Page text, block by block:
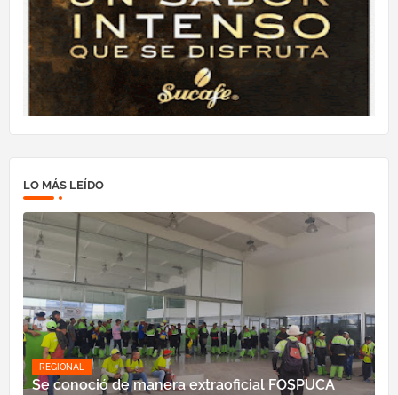
LO MÁS LEÍDO
REGIONAL
Se conoció de manera extraoficial FOSPUCA